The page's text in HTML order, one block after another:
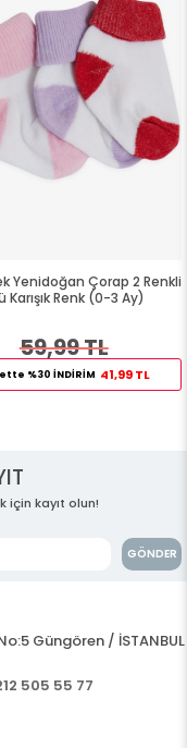
Yenidoğan Çorap 2 Renkli
Karışık Renk (0-3 Ay)
59,99 TL
%30 İNDİRİM 41,99 TL
için kayıt olun!
GÖNDER
Güngören / İSTANBUL
505 55 77